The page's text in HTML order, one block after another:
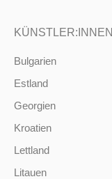
KÜNSTLER:INNEN
Bulgarien
Estland
Georgien
Kroatien
Lettland
Litauen